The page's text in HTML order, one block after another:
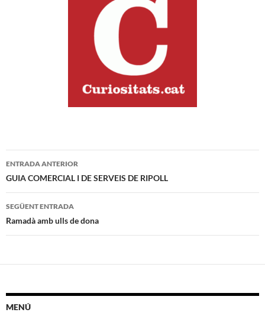
Navegació
per
les
entrades
ENTRADA ANTERIOR
GUIA COMERCIAL I DE SERVEIS DE RIPOLL
SEGÜENT ENTRADA
Ramadà amb ulls de dona
MENÚ